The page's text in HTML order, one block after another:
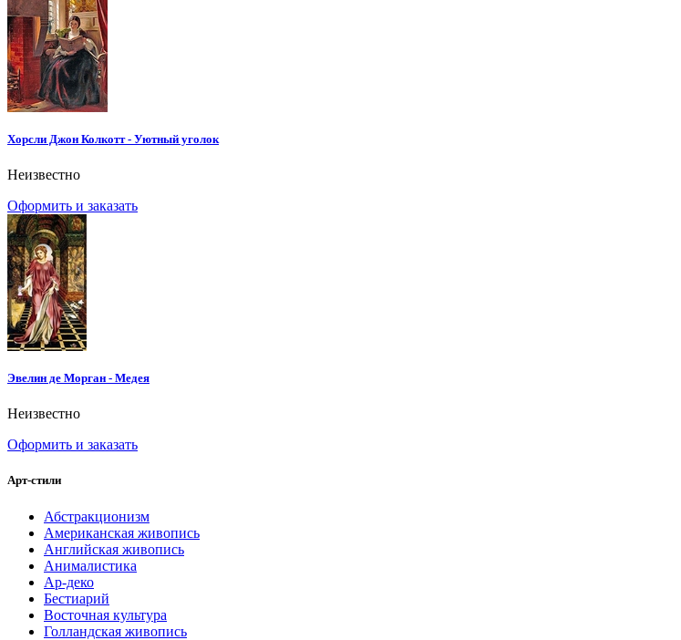
Хорсли Джон Колкотт - Уютный уголок
Неизвестно
Оформить и заказать
Эвелин де Морган - Медея
Неизвестно
Оформить и заказать
Арт-стили
Абстракционизм
Американская живопись
Английская живопись
Анималистика
Ар-деко
Бестиарий
Восточная культура
Голландская живопись